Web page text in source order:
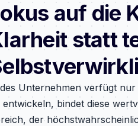
auf die
statt
Unternehmen verfügt nur
entwickeln, bindet diese
der